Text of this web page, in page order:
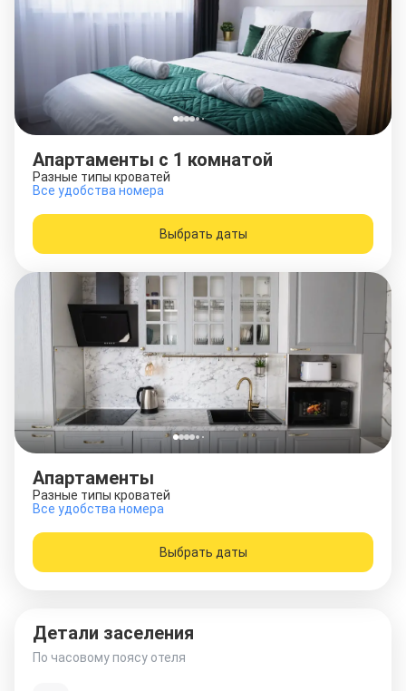
Апартаменты c 1 комнатой
Разные типы кроватей
Все удобства номера
Выбрать даты
Апартаменты
Разные типы кроватей
Все удобства номера
Выбрать даты
Детали заселения
По часовому поясу отеля